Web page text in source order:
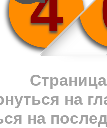
на
на